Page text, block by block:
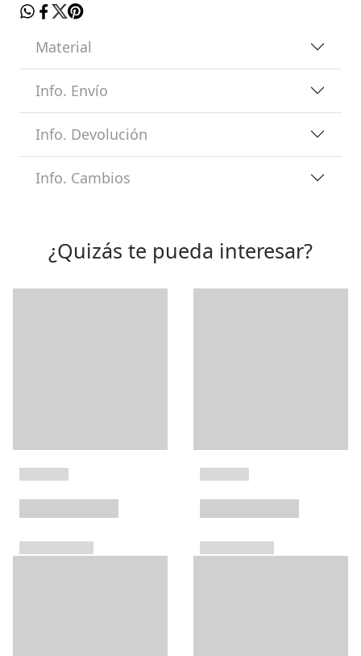
Material
Info. Envío
Info. Devolución
Info. Cambios
¿Quizás te pueda interesar?